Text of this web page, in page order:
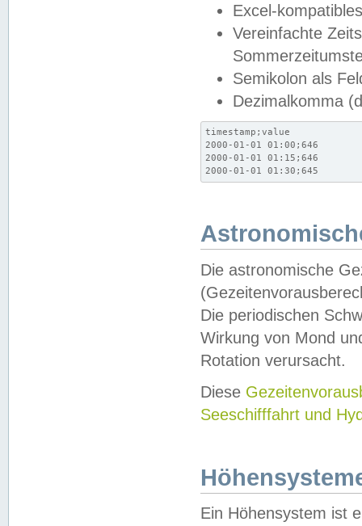
Excel-
Vereinfachte
Semikolon als
Dezimalkomma
timestamp;value
2000-01-01 01:00;646
2000-01-01 01:15;646
2000-01-01 01:30;645
Die astronomische
Die periodischen
Wirkung von Mond
Rotation verursacht.
Diese
Seeschifffahrt und
Ein Höhensystem ist